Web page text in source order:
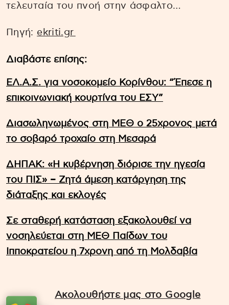
τελευταία του πνοή στην άσφαλτο…
Πηγή: ekriti.gr
Διαβάστε επίσης:
ΕΛ.Α.Σ. για νοσοκομείο Κορίνθου: “Έπεσε η
επικοινωνιακή κουρτίνα του ΕΣΥ”
Διασωληνωμένος στη ΜΕΘ ο 25χρονος μετά
το σοβαρό τροχαίο στη Μεσαρά
ΔΗΠΑΚ: «Η κυβέρνηση διόρισε την ηγεσία
του ΠΙΣ» – Ζητά άμεση κατάργηση της
διάταξης και εκλογές
Σε σταθερή κατάσταση εξακολουθεί να
νοσηλεύεται στη ΜΕΘ Παίδων του
Ιπποκρατείου η 7χρονη από τη Μολδαβία
Ακολουθήστε μας στο Google